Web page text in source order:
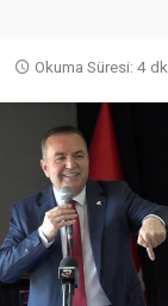
Okuma Süresi: 4 dk.